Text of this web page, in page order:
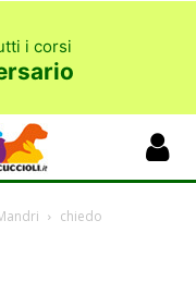
i corsi
chiedo